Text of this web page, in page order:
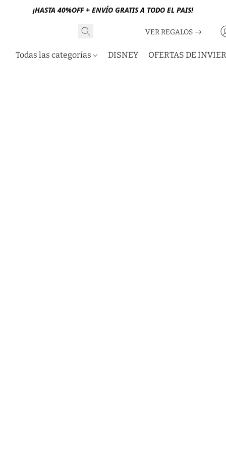
¡HASTA 40%OFF + ENVÍO GRATIS A TODO EL PAIS!
VER REGALOS
Todas las categorías DISNEY OFERTAS DE